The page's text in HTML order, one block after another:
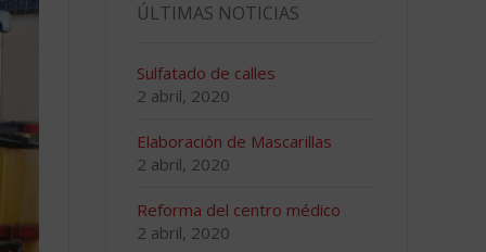
ÚLTIMAS NOTICIAS
Sulfatado de calles
2 abril, 2020
Elaboración de Mascarillas
2 abril, 2020
Reforma del centro médico
2 abril, 2020